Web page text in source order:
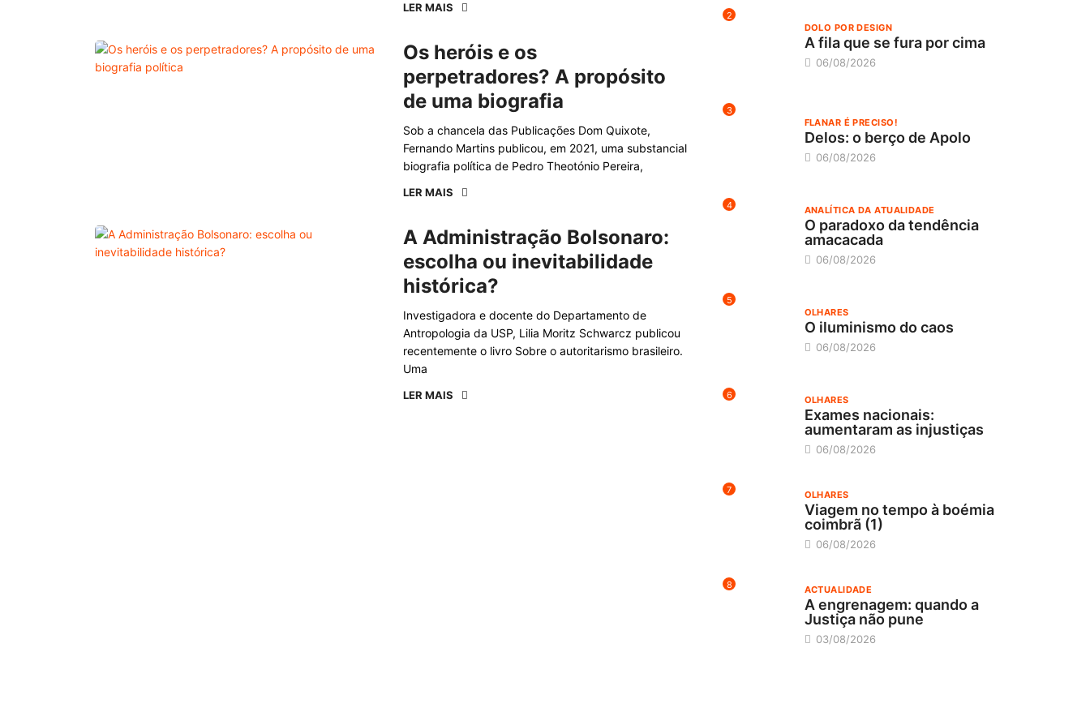
LER MAIS
Os heróis e os
perpetradores? A propósito
de uma biografia
Sob a chancela das Publicações Dom Quixote,
Fernando Martins publicou, em 2021, uma substancial
biografia política de Pedro Theotónio Pereira,
LER MAIS
A Administração Bolsonaro:
escolha ou inevitabilidade
histórica?
Investigadora e docente do Departamento de
Antropologia da USP, Lilia Moritz Schwarcz publicou
recentemente o livro Sobre o autoritarismo brasileiro.
Uma
LER MAIS
2
DOLO POR DESIGN
A fila que se fura por cima
06/08/2026
3
FLANAR É PRECISO!
Delos: o berço de Apolo
06/08/2026
4 ANALÍTICA DA ATUALIDADE
O paradoxo da tendência
amacacada
06/08/2026
5
OLHARES
O iluminismo do caos
06/08/2026
6 OLHARES
Exames nacionais:
aumentaram as injustiças
06/08/2026
7 OLHARES
Viagem no tempo à boémia
coimbrã (1)
06/08/2026
8 ACTUALIDADE
A engrenagem: quando a
Justiça não pune
03/08/2026